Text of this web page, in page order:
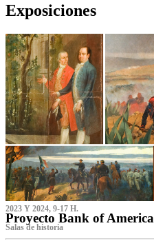
Exposiciones
2023 Y 2024, 9-17 H.
Proyecto Bank of America
S‌alas de historia